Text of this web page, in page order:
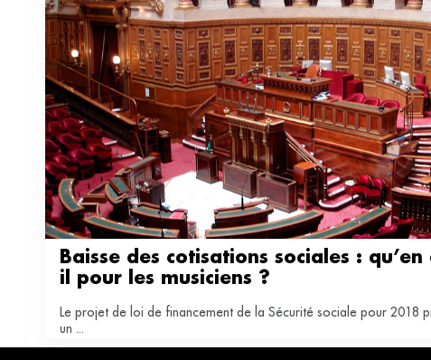
Baisse des cotisations sociales : qu’en
il pour les musiciens ?
Le projet de loi de financement de la Sécurité sociale pour 2018
un ...